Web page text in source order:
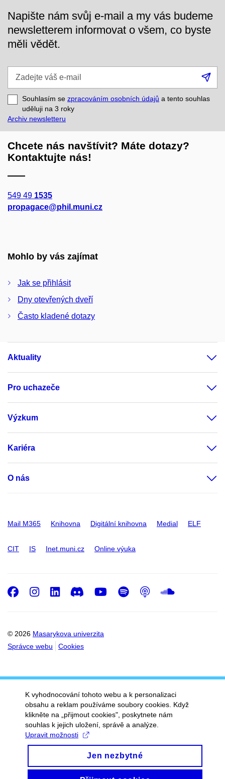
Napište nám svůj e-mail a my vás budeme
newsletterem informovat o všem, co byste
měli vědět.
e-
mail
Souhlasím se zpracováním osobních údajů a tento souhlas
uděluji na 3 roky
Archiv newsletteru
Chcete nás navštívit? Máte dotazy?
Kontaktujte nás!
549 49 1535
propagace@phil.muni.cz
Mohlo by vás zajímat
Jak se přihlásit
Dny otevřených dveří
Často kladené dotazy
Aktuality
Pro uchazeče
Výzkum
Kariéra
O nás
Mail M365 Knihovna Digitální knihovna Medial ELF
CIT IS Inet.muni.cz Online výuka
© 2026 Masarykova univerzita
Správce webu
Cookies
Facebook
Instagram
LinkedIn
DiscordYoutube
Spotify
Podcast
K vyhodnocování tohoto webu a k personalizaci
obsahu a reklam používáme soubory cookies. Když
klikněte na „přijmout cookies", poskytnete nám
souhlas k jejich uložení, správě a analýze.
Upravit možnosti
Jen nezbytné